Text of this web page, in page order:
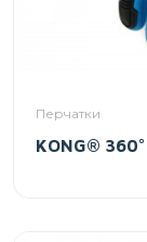
Перчатки
KONG® 360°